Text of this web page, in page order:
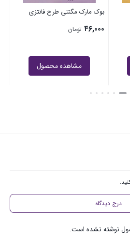
بوک مارک مگنتی طرح فانتزی
۴۶,۰۰۰ تومان
مشاهده محصول
درج دیدگاه
نوشته نشده است.